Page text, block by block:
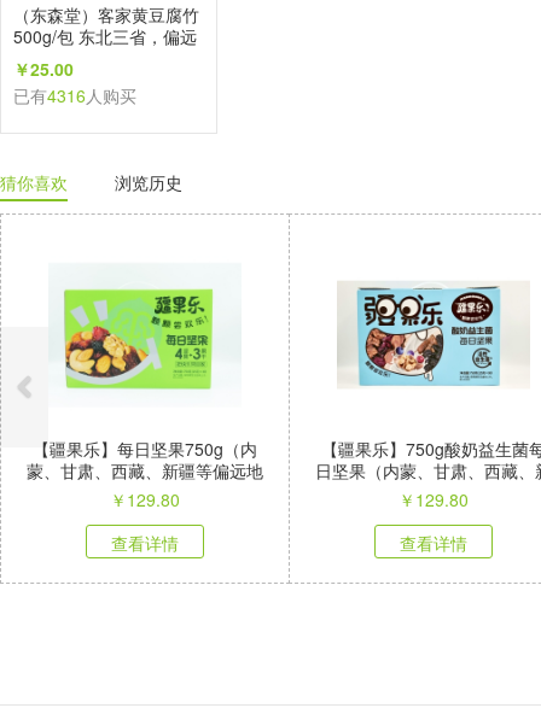
（东森堂）客家黄豆腐竹
500g/包 东北三省，偏远
地区不发
￥25.00
已有4316人购买
猜你喜欢 浏览历史
【疆果乐】每日坚果750g（内
蒙、甘肃、西藏、新疆等偏远地
区不发）
￥ 129.80
查看详情
【疆果乐】750g酸奶益生菌
日坚果（内蒙、甘肃、西藏、
疆等偏远地区不发）
￥ 129.80
查看详情